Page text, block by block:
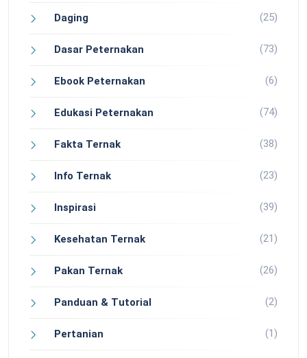
Daging (25)
Dasar Peternakan (73)
Ebook Peternakan (6)
Edukasi Peternakan (74)
Fakta Ternak (38)
Info Ternak (23)
Inspirasi (39)
Kesehatan Ternak (21)
Pakan Ternak (26)
Panduan & Tutorial (2)
Pertanian (1)